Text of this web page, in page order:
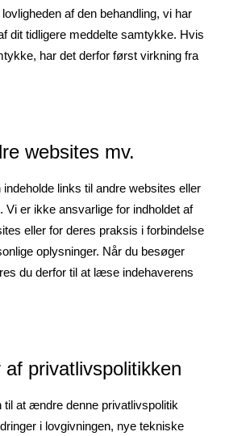
af den behandling, vi har
dit tidligere meddelte samtykke. Hvis
har det derfor først virkning fra
websites mv.
links til andre websites eller
Vi er ikke ansvarlige for indholdet af
eller for deres praksis i forbindelse
oplysninger. Når du besøger
du derfor til at læse indehaverens
privatlivspolitikken
til at ændre denne privatlivspolitik
i lovgivningen, nye tekniske